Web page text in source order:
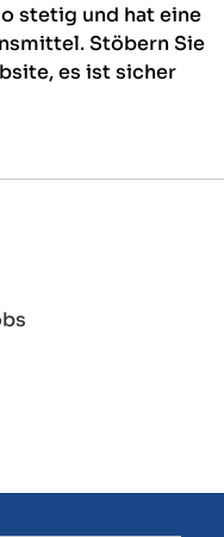
stetig und hat eine
Stöbern Sie
es ist sicher